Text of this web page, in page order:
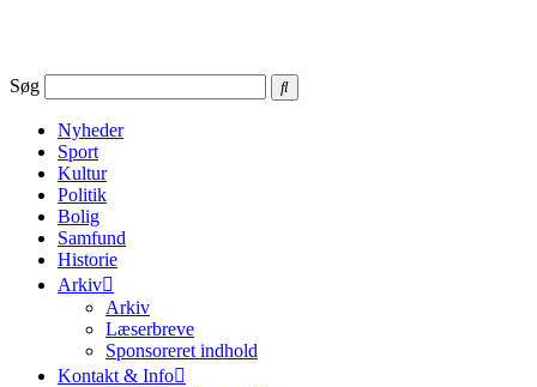
Søg
Nyheder
Sport
Kultur
Politik
Bolig
Samfund
Historie
Arkiv
Arkiv
Læserbreve
Sponsoreret indhold
Kontakt & Info